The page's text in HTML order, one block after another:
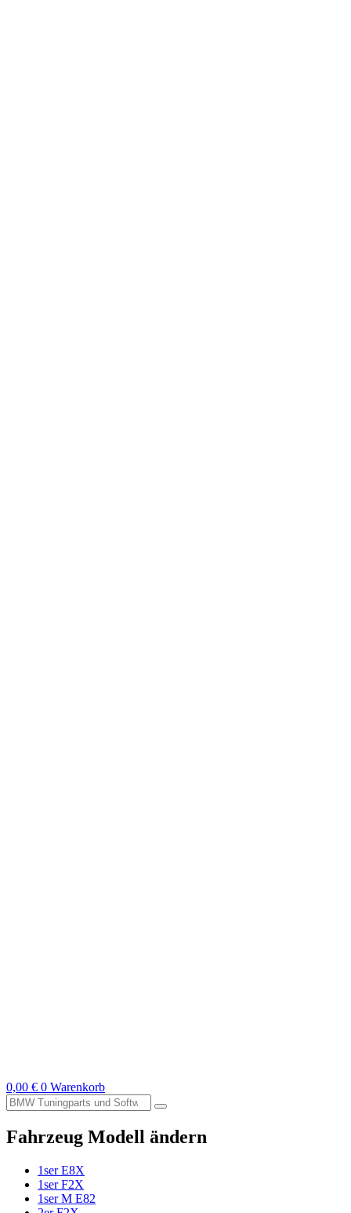
0,00 € 0 Warenkorb
Suche
nach:
Fahrzeug Modell ändern
1ser E8X
1ser F2X
1ser M E82